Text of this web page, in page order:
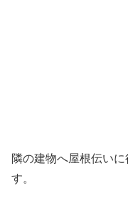
隣の建物へ屋根伝い
す。